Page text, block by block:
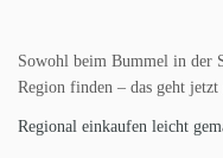
Sowohl beim Bummel in der
Region finden – das geht
Regional einkaufen leicht